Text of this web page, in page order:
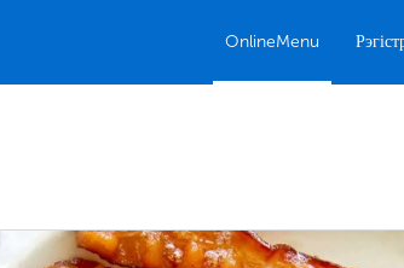
OnlineMenu